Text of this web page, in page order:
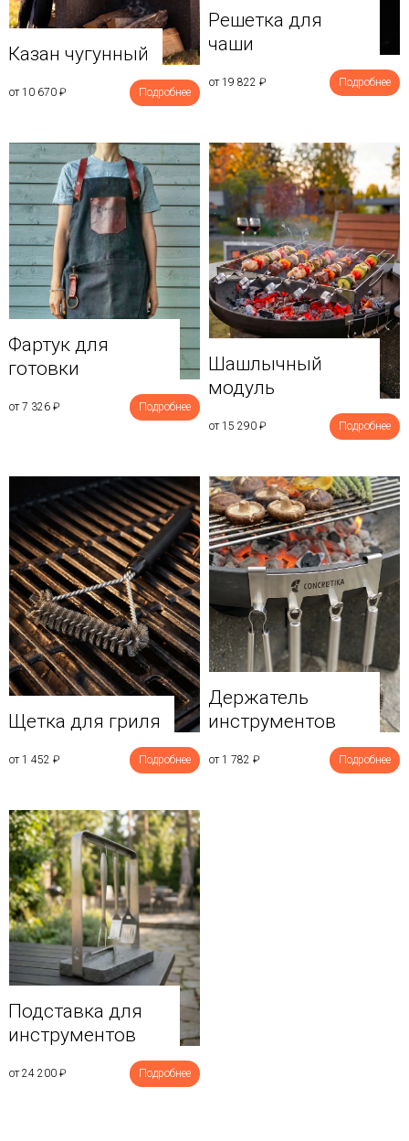
Казан чугунный
от 10 670 ₽ Подробнее
Решетка для
чаши
от 19 822 ₽ Подробнее
Фартук для
готовки
от 7 326 ₽ Подробнее
Шашлычный
модуль
от 15 290 ₽ Подробнее
Щетка для гриля
от 1 452 ₽ Подробнее
Держатель
инструментов
от 1 782 ₽ Подробнее
Подставка для
инструментов
от 24 200 ₽ Подробнее